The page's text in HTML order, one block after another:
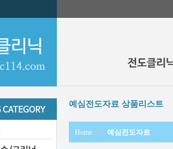
예심전도자료 상품리스트
Home 예심전도자료